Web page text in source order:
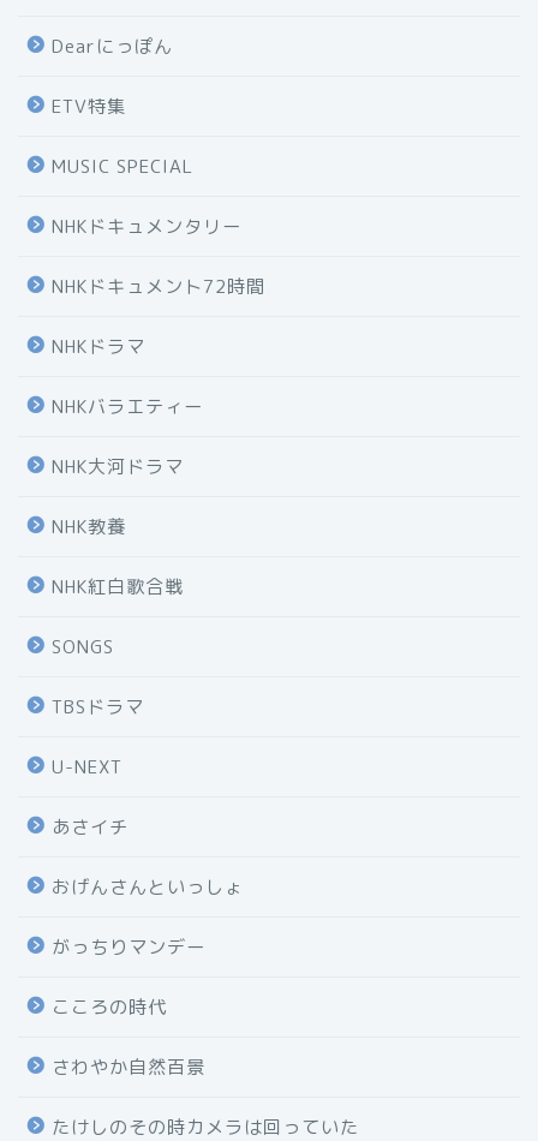
Dearにっぽん
ETV特集
MUSIC SPECIAL
NHKドキュメンタリー
NHKドキュメント72時間
NHKドラマ
NHKバラエティー
NHK大河ドラマ
NHK教養
NHK紅白歌合戦
SONGS
TBSドラマ
U-NEXT
あさイチ
おげんさんといっしょ
がっちりマンデー
こころの時代
さわやか自然百景
たけしのその時カメラは回っていた